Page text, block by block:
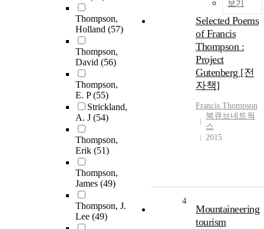
Thompson,
Holland (57)
Thompson,
David (56)
Thompson,
E. P(55)
Strickland,
A. J (54)
Thompson,
Erik (51)
Thompson,
James (49)
Thompson, J.
Lee (49)
보기
Selected Poems
of Francis
Thompson :
Project
Gutenberg [전
자책]
Francis Thompson
북큐브네트웍
스
2015
4
Mountaineering
tourism